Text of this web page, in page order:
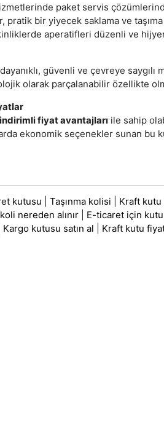
paket servis
pratik bir yiyecek saklama ve
aperatifleri düzenli ve
güvenli ve çevreye
olarak parçalanabilir özellikte
indirimli fiyat avantajlarıile sahip
ekonomik seçenekler sunan bu
kutusu Taşınma kolisi Kraft kutu
nereden alınır| E-ticaret için kutu
Kargo kutusu satın al Kraft kutu